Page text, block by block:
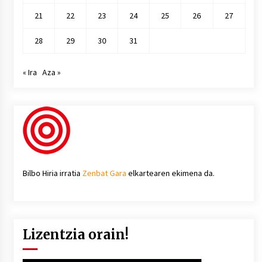
21 22 23 24 25 26 27
28 29 30 31
« Ira Aza »
Bilbo Hiria irratia Zenbat Gara elkartearen ekimena da.
Lizentzia orain!